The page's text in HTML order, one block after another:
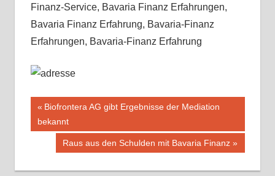
Finanz-Service, Bavaria Finanz Erfahrungen,
Bavaria Finanz Erfahrung, Bavaria-Finanz
Erfahrungen, Bavaria-Finanz Erfahrung
Beitragsnavigation
Vorheriger
Beitrag:
Biofrontera AG gibt Ergebnisse der Mediation
bekannt
Nächster
Raus aus den Schulden mit Bavaria Finanz